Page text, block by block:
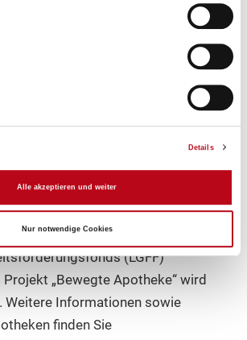
Details
Alle akzeptieren und weiter
Nur notwendige Cookies
Apotheke“
ist ein Projekt der Wiener
– WiG in Zusammenarbeit mit
auf Grundlage eines
Konzepts um. Das Projekt wird
ganz Wien ausgeweitet. Mittlerweile
in 21 Bezirken, die regelmäßige
anbieten. Im Zuge der
wurde von der Sozialversicherung
ein
(LGFF)
„Bewegte Apotheke“ wird
Weitere Informationen sowie
finden Sie